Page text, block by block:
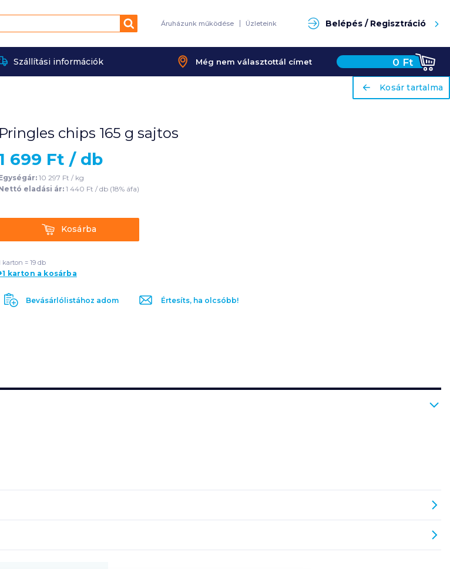
Keresés Áruházunk működése Üzleteink Belépés / Regisztráció
Szállítási információk Még nem választottál címet 0 Ft
ariaLabel
Kosár tartalma
Pringles chips 165 g sajtos
699 Ft / db
10 297 Ft / kg
eladási ár:1 440 Ft / db (18% áfa)
KosárbaKosárba
karton = 19 db
karton a kosárba
Bevásárlólistához adom Értesíts, ha olcsóbb!